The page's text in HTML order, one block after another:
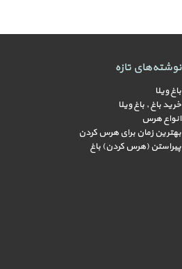
نوشته‌های تازه
باغ ویلا
خرید باغ , باغ ویلا
انواع هرس
بهترین زمان برای هرس کردن
پیراستن (هرس کردن) باغ